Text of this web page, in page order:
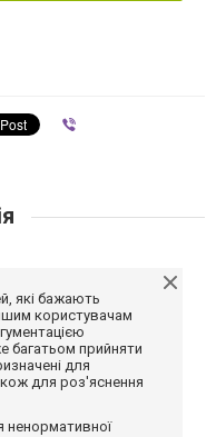
які бажають
користувачам
багатьом прийняти
для
для роз'яснення
ненормативної